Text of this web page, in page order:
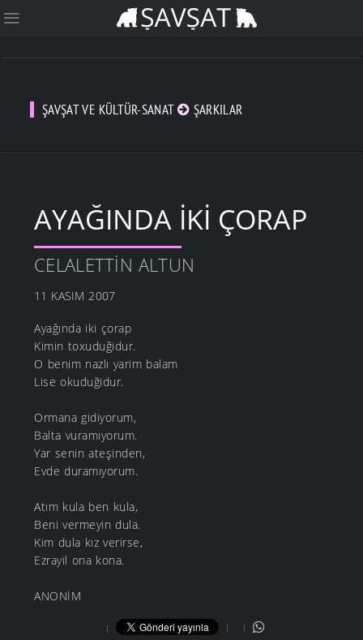
ŞAVŞAT VE KÜLTÜR-SANAT ŞARKILAR
AYAĞINDA İKI ÇORAP
CELALETTIN ALTUN
11 KASIM 2007
Ayağında iki çorap
Kimin toxuduğidur.
O benim nazlı yarim balam
Lise okuduğidur.
Ormana gidiyorum,
Balta vuramıyorum.
Yar senin ateşinden,
Evde duramıyorum.
Atım kula ben kula,
Beni vermeyin dula.
Kim dula kız verirse,
Ezrayil ona kona.
ANONİM